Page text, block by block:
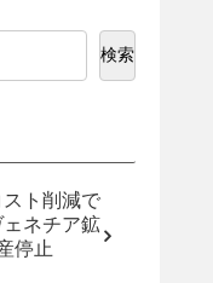
検索
ト削減で
ネチア鉱
停止